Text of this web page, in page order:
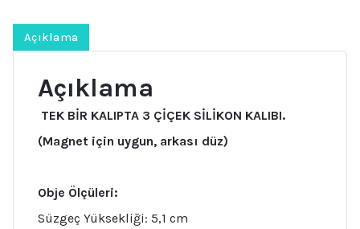
Alçı
Mum
Kalıbı
Açıklama
Açıklama
TEK BİR KALIPTA 3 ÇİÇEK SİLİKON KALIBI.
(Magnet için uygun, arkası düz)
Obje Ölçüleri:
Süzgeç Yüksekliği: 5,1 cm